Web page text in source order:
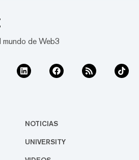
de Web3
NOTICIAS
UNIVERSITY